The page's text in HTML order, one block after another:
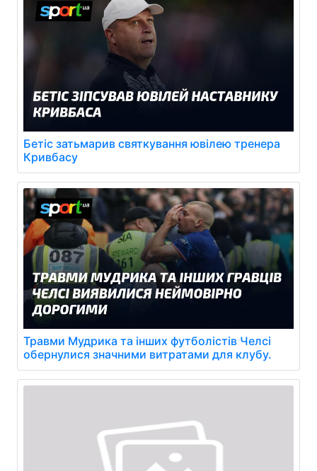
Бетіс затьмарив святкування ювілею тренера
Кривбасу
Травми Мудрика та інших футболістів Челсі
обернулися значними витратами для клубу.